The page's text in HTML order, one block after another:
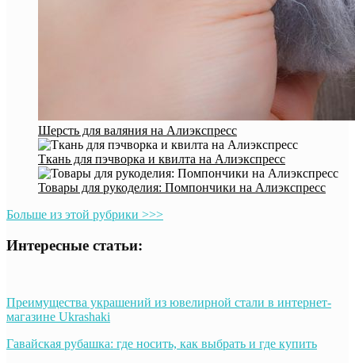
Шерсть для валяния на Алиэкспресс
Ткань для пэчворка и квилта на Алиэкспресс
Товары для рукоделия: Помпончики на Алиэкспресс
Больше из этой рубрики >>>
Интересные статьи:
Преимущества украшений из ювелирной стали в интернет-
магазине Ukrashaki
Гавайская рубашка: где носить, как выбрать и где купить